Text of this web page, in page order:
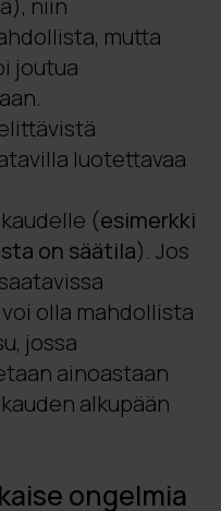
niin
mutta
joutua
luotettavaa
(esimerkki
on säätila). Jos
olla mahdollista
jossa
ainoastaan
alkupään
ongelmia